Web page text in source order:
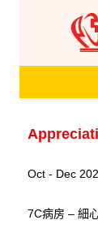
Oct - Dec
7C病房 – 細